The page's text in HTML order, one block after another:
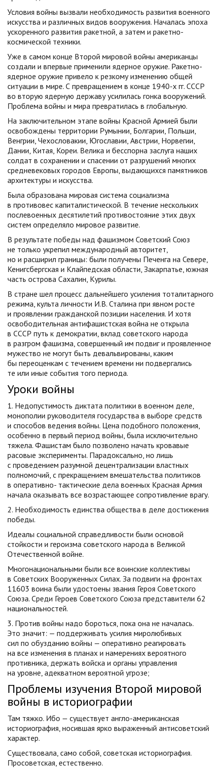
Условия войны вызвали необходимость развития военного
искусства и различных видов вооружения. Началась эпоха
ускоренного развития ракетной, а затем и ракетно-
космической техники.
Уже в самом конце Второй мировой войны американцы
создали и впервые применили ядерное оружие. Ракетно-
ядерное оружие привело к резкому изменению общей
ситуации в мире. С превращением в конце 1940-х гг. СССР
во вторую ядерную державу усилилась гонка вооружений.
Проблема войны и мира превратилась в глобальную.
На заключительном этапе войны Красной Армией были
освобождены территории Румынии, Болгарии, Польши,
Венгрии, Чехословакии, Югославии, Австрии, Норвегии,
Дании, Китая, Кореи. Велика и бесспорна заслуга наших
солдат в сохранении и спасении от разрушений многих
средневековых городов Европы, выдающихся памятников
архитектуры и искусства.
Была образована мировая система социализма
в противовес капиталистической. В течение нескольких
послевоенных десятилетий противостояние этих двух
систем определяло мировое развитие.
В результате победы над фашизмом Советский Союз
не только укрепил международный авторитет,
но и расширил границы: были получены Печенга на Севере,
Кенигсбергская и Клайпедская области, Закарпатье, южная
часть острова Сахалин, Курилы.
В стране шел процесс дальнейшего усиления тоталитарного
режима, культа личности И.В. Сталина при явном росте
и проявлении гражданской позиции населения. И хотя
освободительная антифашистская война не открыла
в СССР путь к демократии, вклад советского народа
в разгром фашизма, совершенный им подвиг и проявленное
мужество не могут быть девальвированы, каким
бы переоценкам с течением времени ни подвергались
те или иные события того периода.
Уроки войны
1. Недопустимость диктата политики в военном деле,
монополии руководителя государства в выборе средств
и способов ведения войны. Цена подобного положения,
особенно в первый период войны, была исключительно
тяжела. Фашистам было позволено начать кровавые
расовые эксперименты. Парадоксально, но лишь
с проведением разумной децентрализации властных
полномочий, с прекращением вмешательства политиков
в оперативно- тактические дела военных Красная Армия
начала оказывать все возрастающее сопротивление врагу.
2. Необходимость единства общества в деле достижения
победы.
Идеалы социальной справедливости были основой
стойкости и героизма советского народа в Великой
Отечественной войне.
Многонациональными были все воинские коллективы
в Советских Вооруженных Силах. За подвиги на фронтах
11603 воина были удостоены звания Героя Советского
Союза. Среди Героев Советского Союза представители 62
национальностей.
3. Против войны надо бороться, пока она не началась.
Это значит: — поддерживать усилия миролюбивых
сил по обузданию войны — оперативно реагировать
на все изменения в планах и намерениях вероятного
противника, держать войска и органы управления
на уровне, адекватном вероятной угрозе;
Проблемы изучения Второй мировой
войны в историографии
Там тяжко. Ибо — существует англо-американская
историография, носившая ярко выраженный антисоветский
характер.
Существовала, само собой, советская историография.
Просоветская, естественно.